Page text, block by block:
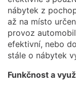
nábytek z
až na místo
provoz
efektivní, nebo
stále o nábytek
Funkčnost a